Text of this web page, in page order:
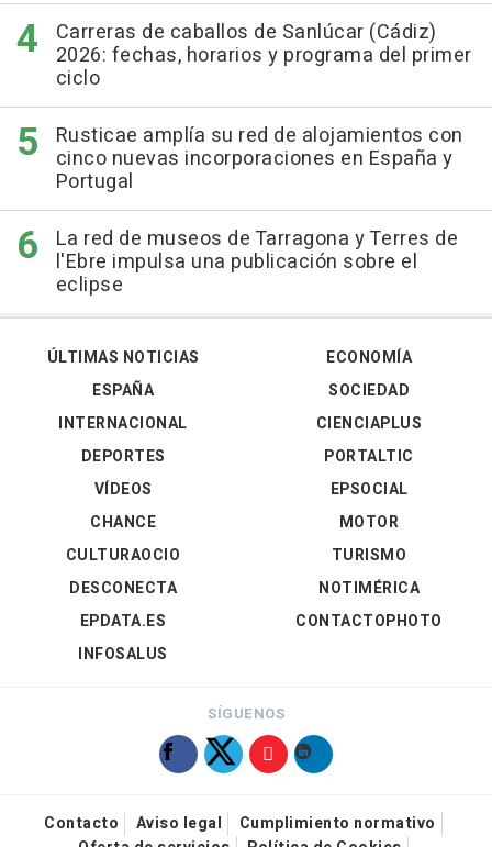
Carreras de caballos de Sanlúcar (Cádiz)
2026: fechas, horarios y programa del primer
ciclo
Rusticae amplía su red de alojamientos con
cinco nuevas incorporaciones en España y
Portugal
La red de museos de Tarragona y Terres de
l'Ebre impulsa una publicación sobre el
eclipse
ÚLTIMAS NOTICIAS
ESPAÑA
INTERNACIONAL
DEPORTES
VÍDEOS
ECONOMÍA
SOCIEDAD
CIENCIAPLUS
PORTALTIC
EPSOCIAL
CHANCE
CULTURAOCIO
DESCONECTA
EPDATA.ES
INFOSALUS
MOTOR
TURISMO
NOTIMÉRICA
CONTACTOPHOTO
SÍGUENOS
Contacto Aviso legal
Cumplimiento normativo